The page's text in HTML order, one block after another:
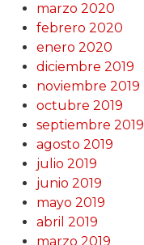
marzo 2020
febrero 2020
enero 2020
diciembre 2019
noviembre 2019
octubre 2019
septiembre 2019
agosto 2019
julio 2019
junio 2019
mayo 2019
abril 2019
marzo 2019